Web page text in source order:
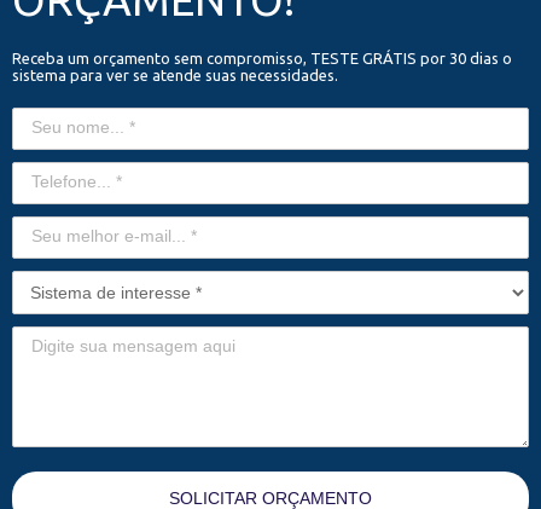
Receba um orçamento sem compromisso, TESTE GRÁTIS por 30 dias o
sistema para ver se atende suas necessidades.
SOLICITAR ORÇAMENTO